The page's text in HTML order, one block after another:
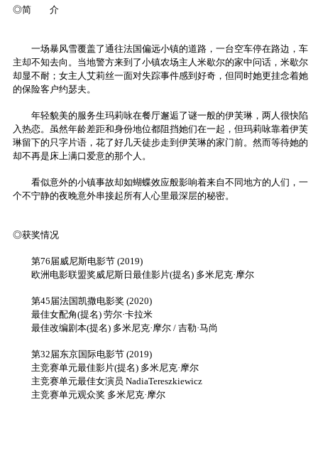
◎简 介
一场暴风雪覆盖了通往法国偏远小镇的道路，一台空车停在路边，车
主却不知去向。当地警方来到了小镇农场主人米歇尔的家中问话，米歇尔
却显不耐；女主人艾莉丝一面对失踪事件感到好奇，但同时她更挂念着她
的保险客户约瑟夫。
年轻貌美的服务生玛莉咏在餐厅邂逅了谜一般的伊芙琳，两人很快陷
入热恋。虽然年龄差距和身份地位都阻挡她们在一起，但玛莉咏靠着伊芙
琳留下的只字片语，花了好几天徒步走到伊芙琳的家门前。然而等待她的
却不再是床上满口爱意的那个人。
看似意外的小镇事故却如蝴蝶效应般影响着来自不同地方的人们，一
个不宁静的夜晚意外串接起所有人心里最深层的秘密。
◎获奖情况
第76届威尼斯电影节 (2019)
欧洲电影联盟奖威尼斯日最佳影片(提名) 多米尼克·摩尔
第45届法国凯撒电影奖 (2020)
最佳女配角(提名) 劳尔·卡拉米
最佳改编剧本(提名) 多米尼克·摩尔 / 吉勒·马尚
第32届东京国际电影节 (2019)
主竞赛单元最佳影片(提名) 多米尼克·摩尔
主竞赛单元最佳女演员 NadiaTereszkiewicz
主竞赛单元观众奖 多米尼克·摩尔